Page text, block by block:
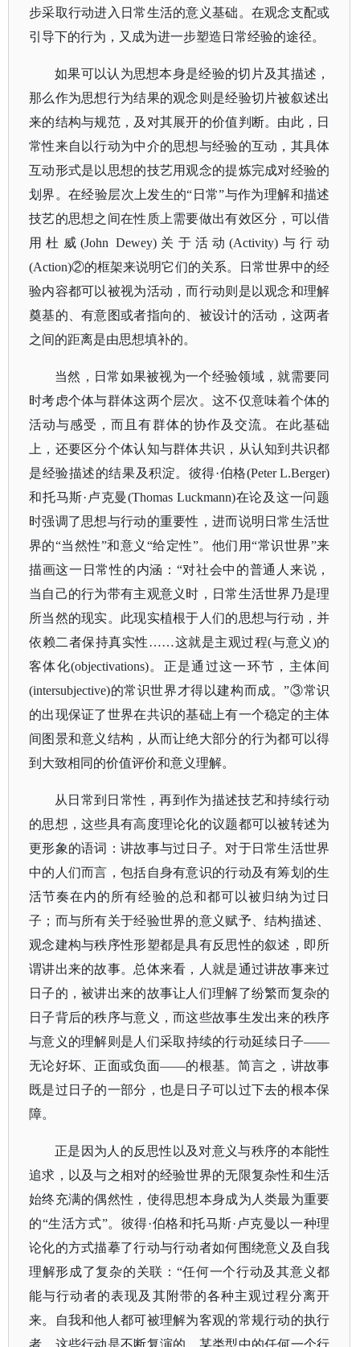
步采取行动进入日常生活的意义基础。在观念支配或
引导下的行为，又成为进一步塑造日常经验的途径。
如果可以认为思想本身是经验的切片及其描述，
那么作为思想行为结果的观念则是经验切片被叙述出
来的结构与规范，及对其展开的价值判断。由此，日
常性来自以行动为中介的思想与经验的互动，其具体
互动形式是以思想的技艺用观念的提炼完成对经验的
划界。在经验层次上发生的“日常”与作为理解和描述
技艺的思想之间在性质上需要做出有效区分，可以借
用杜威(John Dewey)关于活动(Activity)与行动
(Action)②的框架来说明它们的关系。日常世界中的经
验内容都可以被视为活动，而行动则是以观念和理解
奠基的、有意图或者指向的、被设计的活动，这两者
之间的距离是由思想填补的。
当然，日常如果被视为一个经验领域，就需要同
时考虑个体与群体这两个层次。这不仅意味着个体的
活动与感受，而且有群体的协作及交流。在此基础
上，还要区分个体认知与群体共识，从认知到共识都
是经验描述的结果及积淀。彼得·伯格(Peter L.Berger)
和托马斯·卢克曼(Thomas Luckmann)在论及这一问题
时强调了思想与行动的重要性，进而说明日常生活世
界的“当然性”和意义“给定性”。他们用“常识世界”来
描画这一日常性的内涵：“对社会中的普通人来说，
当自己的行为带有主观意义时，日常生活世界乃是理
所当然的现实。此现实植根于人们的思想与行动，并
依赖二者保持真实性……这就是主观过程(与意义)的
客体化(objectivations)。正是通过这一环节，主体间
(intersubjective)的常识世界才得以建构而成。”③常识
的出现保证了世界在共识的基础上有一个稳定的主体
间图景和意义结构，从而让绝大部分的行为都可以得
到大致相同的价值评价和意义理解。
从日常到日常性，再到作为描述技艺和持续行动
的思想，这些具有高度理论化的议题都可以被转述为
更形象的语词：讲故事与过日子。对于日常生活世界
中的人们而言，包括自身有意识的行动及有筹划的生
活节奏在内的所有经验的总和都可以被归纳为过日
子；而与所有关于经验世界的意义赋予、结构描述、
观念建构与秩序性形塑都是具有反思性的叙述，即所
谓讲出来的故事。总体来看，人就是通过讲故事来过
日子的，被讲出来的故事让人们理解了纷繁而复杂的
日子背后的秩序与意义，而这些故事生发出来的秩序
与意义的理解则是人们采取持续的行动延续日子——
无论好坏、正面或负面——的根基。简言之，讲故事
既是过日子的一部分，也是日子可以过下去的根本保
障。
正是因为人的反思性以及对意义与秩序的本能性
追求，以及与之相对的经验世界的无限复杂性和生活
始终充满的偶然性，使得思想本身成为人类最为重要
的“生活方式”。彼得·伯格和托马斯·卢克曼以一种理
论化的方式描摹了行动与行动者如何围绕意义及自我
理解形成了复杂的关联：“任何一个行动及其意义都
能与行动者的表现及其附带的各种主观过程分离开
来。自我和他人都可被理解为客观的常规行动的执行
者。这些行动是不断复演的，某类型中的任何一个行